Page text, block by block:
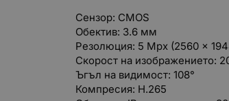
Сензор: CMOS
Обектив: 3.6 мм
Резолюция: 5 Mpx (2560 x
Скорост на изображението:
Ъгъл на видимост: 108°
Компресия: H.265